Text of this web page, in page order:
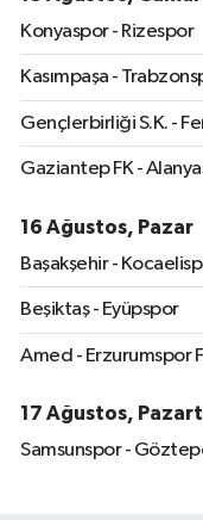
Konyaspor - Rizespor
Kasımpaşa -
Gençlerbirliği S.K. -
Gaziantep FK -
16 Ağustos, Pazar
Başakşehir -
Beşiktaş - Eyüpspor
Amed - Erzurumspor
17 Ağustos,
Samsunspor -